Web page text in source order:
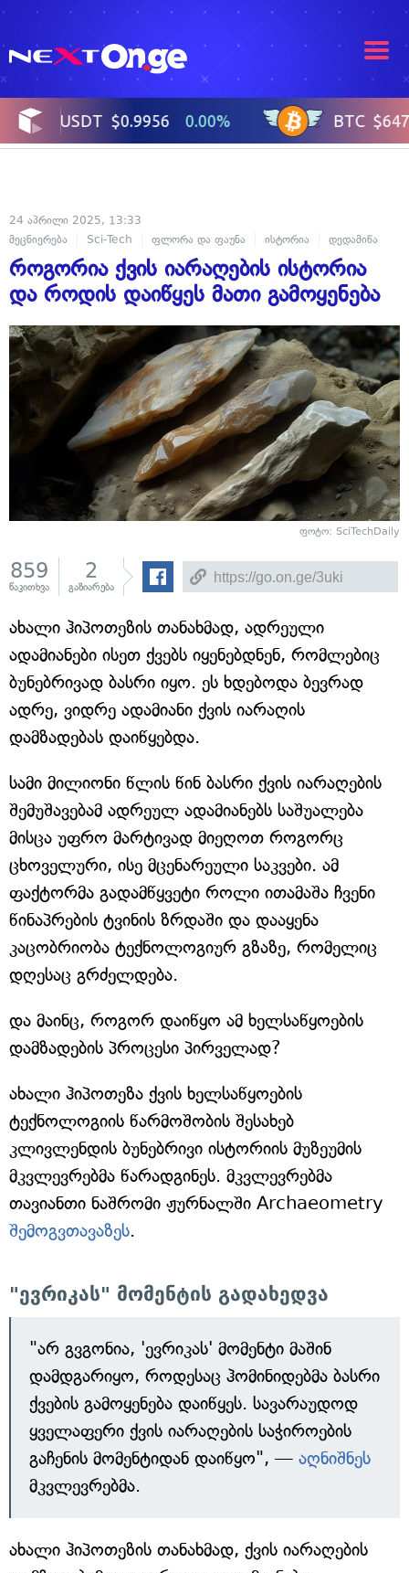
24 აპრილი 2025, 13:33
მეცნიერება
Sci-Tech ფლორა და ფაუნა ისტორია დედამიწა
როგორია ქვის იარაღების ისტორია
და როდის დაიწყეს მათი გამოყენება
ფოტო: SciTechDaily
859
წაკითხვა
2
გაზიარება
ახალი ჰიპოთეზის თანახმად, ადრეული
ადამიანები ისეთ ქვებს იყენებდნენ, რომლებიც
ბუნებრივად ბასრი იყო. ეს ხდებოდა ბევრად
ადრე, ვიდრე ადამიანი ქვის იარაღის
დამზადებას დაიწყებდა.
სამი მილიონი წლის წინ ბასრი ქვის იარაღების
შემუშავებამ ადრეულ ადამიანებს საშუალება
მისცა უფრო მარტივად მიეღოთ როგორც
ცხოველური, ისე მცენარეული საკვები. ამ
ფაქტორმა გადამწყვეტი როლი ითამაშა ჩვენი
წინაპრების ტვინის ზრდაში და დააყენა
კაცობრიობა ტექნოლოგიურ გზაზე, რომელიც
დღესაც გრძელდება.
და მაინც, როგორ დაიწყო ამ ხელსაწყოების
დამზადების პროცესი პირველად?
ახალი ჰიპოთეზა ქვის ხელსაწყოების
ტექნოლოგიის წარმოშობის შესახებ
კლივლენდის ბუნებრივი ისტორიის მუზეუმის
მკვლევრებმა წარადგინეს. მკვლევრებმა
თავიანთი ნაშრომი ჟურნალში Archaeometry
შემოგვთავაზეს.
"ევრიკას" მომენტის გადახედვა
"არ გვგონია, 'ევრიკას' მომენტი მაშინ
დამდგარიყო, როდესაც ჰომინიდებმა ბასრი
ქვების გამოყენება დაიწყეს. სავარაუდოდ
ყველაფერი ქვის იარაღების საჭიროების
გაჩენის მომენტიდან დაიწყო", — აღნიშნეს
მკვლევრებმა.
ახალი ჰიპოთეზის თანახმად, ქვის იარაღების